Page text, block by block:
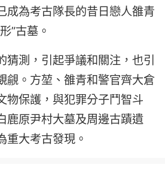
成為考古隊長的昔日戀人雒青
”古墓。
猜測，引起爭議和關注，也引
覦。方堃、雒青和警官齊大倉
物保護，與犯罪分子鬥智斗
鹿原尹村大墓及周邊古蹟遺
重大考古發現。